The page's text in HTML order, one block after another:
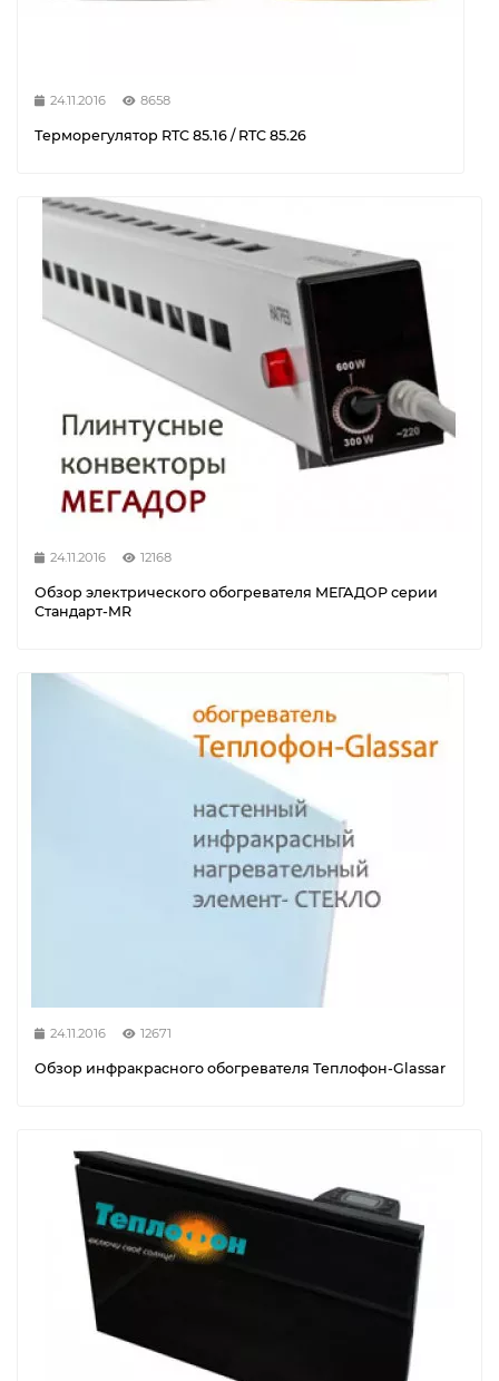
24.11.2016 8658
Терморегулятор RTC 85.16 / RTC 85.26
24.11.2016 12168
Обзор электрического обогревателя МЕГАДОР серии
Стандарт-MR
24.11.2016 12671
Обзор инфракрасного обогревателя Теплофон-Glassar